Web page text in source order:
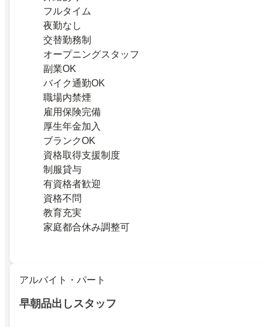
フルタイム
夜勤なし
交替勤務制
オープニングスタッフ
副業OK
バイク通勤OK
職場内禁煙
雇用保険完備
厚生年金加入
ブランクOK
資格取得支援制度
制服貸与
有資格者歓迎
資格不問
教育充実
家庭都合休み調整可
アルバイト・パート
早朝品出しスタッフ